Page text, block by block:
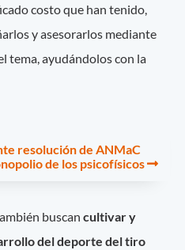
costo que han tenido,
y asesorarlos mediante
tema, ayudándolos con la
resolución de ANMaC
de los psicofísicos
buscancultivar y
del deporte del tiro